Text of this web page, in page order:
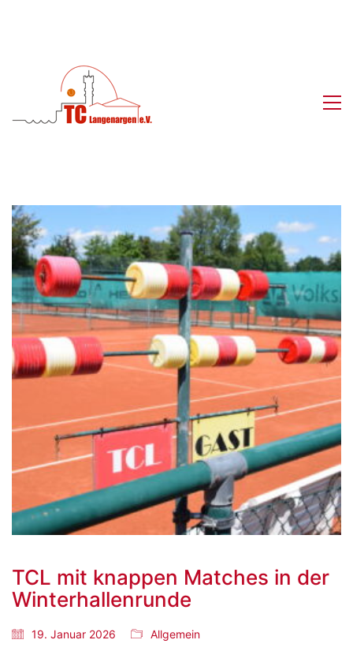
TCL mit knappen Matches in der
Winterhallenrunde
19. Januar 2026 Allgemein